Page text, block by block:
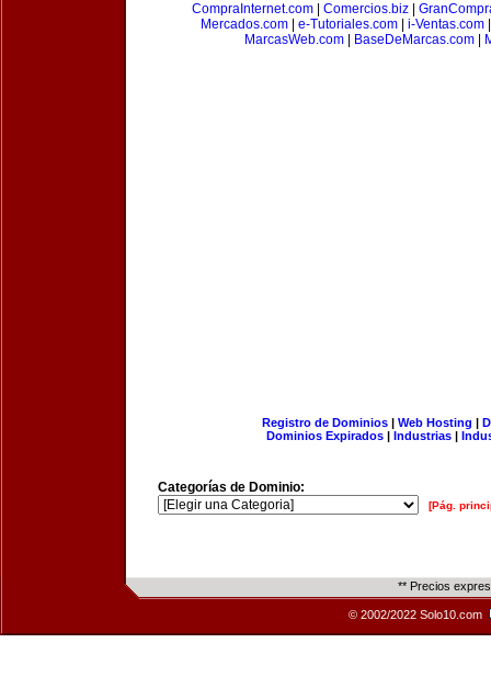
CompraInternet.com| Comercios.biz|
Mercados.com
e-Tutoriales.com i-Ventas.com
MarcasWeb.com
BaseDeMarcas.com
Registro de Dominios| Web Hosting |
Dominios Expirados | Industrias |
Categorías de Dominio:
[Pág.
** Precios
© 2002/2022 Solo10.com